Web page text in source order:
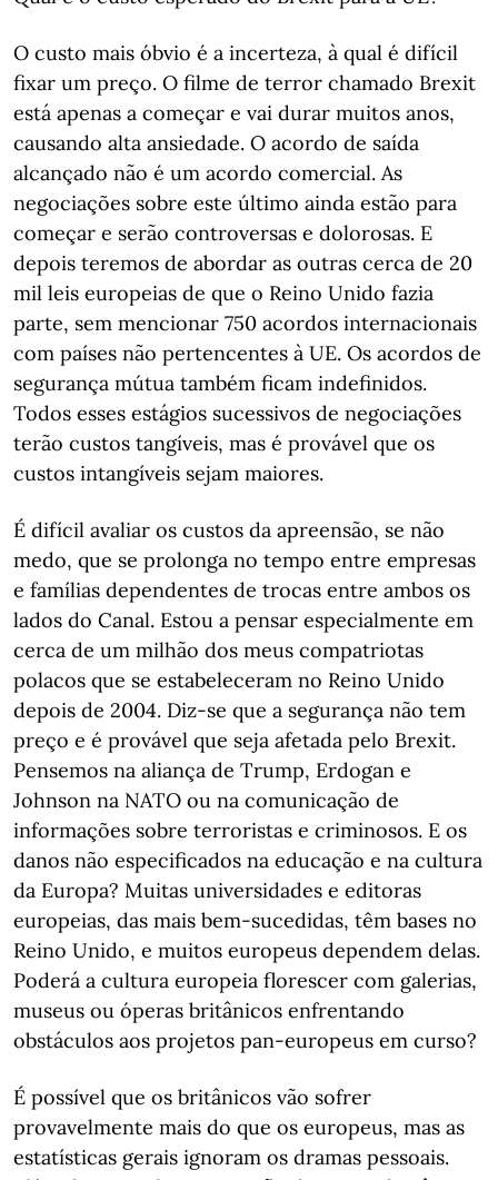
O custo mais óbvio é a incerteza, à qual é difícil
fixar um preço. O filme de terror chamado Brexit
está apenas a começar e vai durar muitos anos,
causando alta ansiedade. O acordo de saída
alcançado não é um acordo comercial. As
negociações sobre este último ainda estão para
começar e serão controversas e dolorosas. E
depois teremos de abordar as outras cerca de 20
mil leis europeias de que o Reino Unido fazia
parte, sem mencionar 750 acordos internacionais
com países não pertencentes à UE. Os acordos de
segurança mútua também ficam indefinidos.
Todos esses estágios sucessivos de negociações
terão custos tangíveis, mas é provável que os
custos intangíveis sejam maiores.
É difícil avaliar os custos da apreensão, se não
medo, que se prolonga no tempo entre empresas
e famílias dependentes de trocas entre ambos os
lados do Canal. Estou a pensar especialmente em
cerca de um milhão dos meus compatriotas
polacos que se estabeleceram no Reino Unido
depois de 2004. Diz-se que a segurança não tem
preço e é provável que seja afetada pelo Brexit.
Pensemos na aliança de Trump, Erdogan e
Johnson na NATO ou na comunicação de
informações sobre terroristas e criminosos. E os
danos não especificados na educação e na cultura
da Europa? Muitas universidades e editoras
europeias, das mais bem-sucedidas, têm bases no
Reino Unido, e muitos europeus dependem delas.
Poderá a cultura europeia florescer com galerias,
museus ou óperas britânicos enfrentando
obstáculos aos projetos pan-europeus em curso?
É possível que os britânicos vão sofrer
provavelmente mais do que os europeus, mas as
estatísticas gerais ignoram os dramas pessoais.